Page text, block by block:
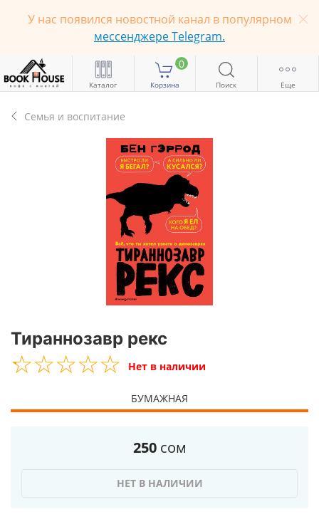
У нас появился новостной канал в популярном
мессенджере Telegram.
Каталог
0
Корзина Поиск Еще
Семья и воспитание
Тираннозавр рекс
☆☆☆☆☆
★★★★★ Нет в наличии
БУМАЖНАЯ
250 сом
НЕТ В НАЛИЧИИ